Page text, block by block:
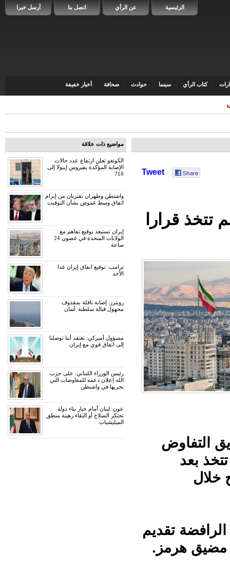
أرسل خبرا اتصل بنا عن الرأي الرئيسية
كتاب الرأي سينما حوادث صحافة أخبار خفيفة
Tweet
قرارا
التفاوض
بعد
خلال
تقديم
مضيق هرمز.
مواضيع ذات علاقة
الكونغو تعلن ارتفاع عدد حالات
الإصابة المؤكدة بفيروس إيبولا إلى
710
واشنطن وطهران تقتربان من إبرام
اتفاق وسط غموض بشأن التوقيت
إيران تستبعد توقيع تفاهم مع
الولايات المتحدة في غضون 24
ساعة
ترامب: توقيع اتفاق إيران غدا
الأحد
رويترز: إصابة ناقلة بمقذوف
مجهول قبالة سلطنة عُمان
مسؤول أميركي: نعتقد أننا توصلنا
إلى اتفاق قوي مع إيران
رئيس الوزراء اللبناني: على حزب
الله إعلان دعمه للمفاوضات التي
نجريها في واشنطن
عون: لبنان أمام خيار بناء دولة
تحتكر السلاح أو البقاء رهينة منطق
الميليشيات